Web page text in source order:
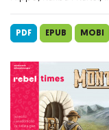
PDF EPUB MOBI